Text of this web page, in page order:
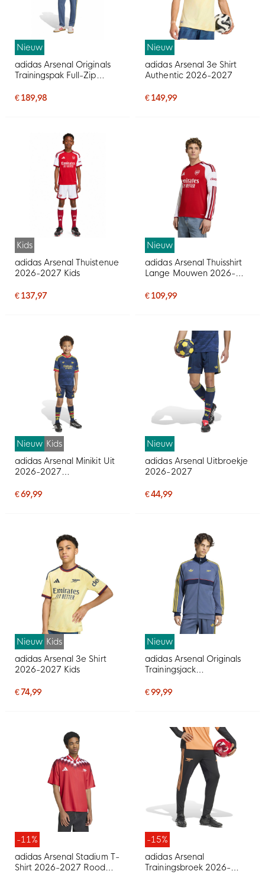
Nieuw
adidas Arsenal Originals
Trainingspak Full-Zip
€ 189,98
Nieuw
adidas Arsenal 3e Shirt
Authentic 2026-2027
€ 149,99
Kids
adidas Arsenal Thuistenue
2026-2027 Kids
€ 137,97
Nieuw
adidas Arsenal Thuisshirt
Lange Mouwen 2026-
€ 109,99
Nieuw Kids
adidas Arsenal Minikit Uit
2026-2027
€ 69,99
Nieuw
adidas Arsenal Uitbroekje
2026-2027
€ 44,99
Nieuw Kids
adidas Arsenal 3e Shirt
2026-2027 Kids
€ 74,99
Nieuw
adidas Arsenal Originals
Trainingsjack
€ 99,99
-11%
adidas Arsenal Stadium T-
Shirt 2026-2027 Rood
-15%
adidas Arsenal
Trainingsbroek 2026-